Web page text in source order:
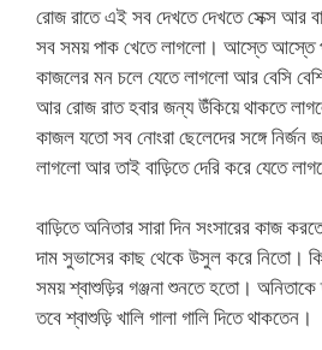
রোজ রাতে এই সব দেখতে দেখতে সেক্স আর
সব সময় পাক খেতে লাগলো। আস্তে আস্তে
কাজলের মন চলে যেতে লাগলো আর বেসি
আর রোজ রাত হবার জন্য উঁকিয়ে থাকতে
কাজল যতো সব নোংরা ছেলেদের সঙ্গে নির্জন
লাগলো আর তাই বাড়িতে দেরি করে যেতে
বাড়িতে অনিতার সারা দিন সংসারের কাজ
দাম সুভাসের কাছ থেকে উসুল করে নিতো।
সময় শ্বাশুড়ির গঞ্জনা শুনতে হতো।
তবে শ্বাশুড়ি খালি গালা গালি দিতে থাকতেন।